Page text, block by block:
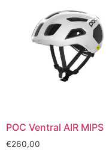
POC Ventral AIR MIPS
€260,00